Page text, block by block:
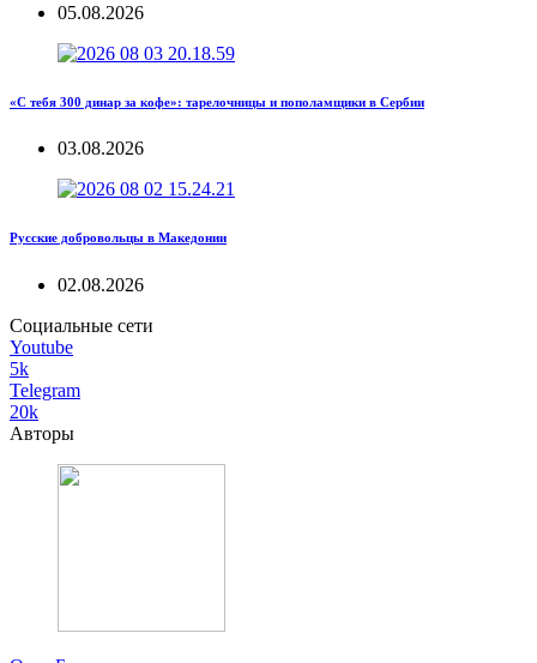
05.08.2026
«С тебя 300 динар за кофе»: тарелочницы и пополамщики в Сербии
03.08.2026
Русские добровольцы в Македонии
02.08.2026
Социальные сети
Youtube
5k
Telegram
20k
Авторы